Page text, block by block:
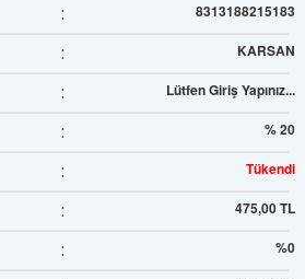
: 8313188215183
: KARSAN
: Lütfen Giriş Yapınız...
: % 20
: Tükendi
: 475,00 TL
: %0